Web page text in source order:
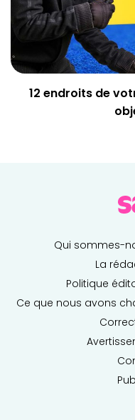
12 endroits de
Qui sommes-
La
Politique
Ce que nous avons